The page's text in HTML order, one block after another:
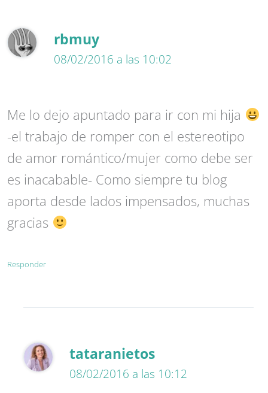
rbmuy
08/02/2016 a las 10:02
Me lo dejo apuntado para ir con mi hija
-el trabajo de romper con el estereotipo
de amor romántico/mujer como debe ser
es inacabable- Como siempre tu blog
aporta desde lados impensados, muchas
gracias
Responder
tataranietos
08/02/2016 a las 10:12